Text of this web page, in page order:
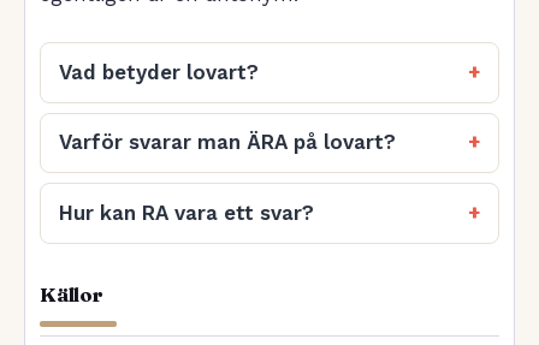
Vad betyder lovart?
Varför svarar man ÄRA på lovart?
Hur kan RA vara ett svar?
Källor